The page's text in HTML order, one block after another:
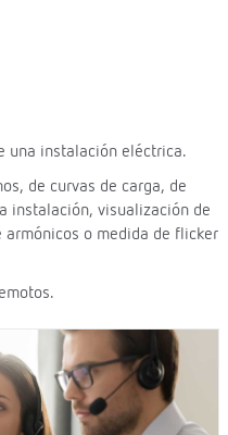
una instalación eléctrica.
de curvas de carga, de
instalación, visualización de
armónicos o medida de flicker